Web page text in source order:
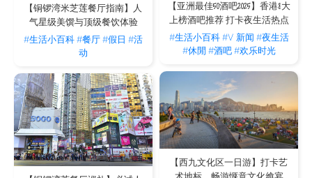
【亚洲最佳50酒吧2025】香港8大
上榜酒吧推荐 打卡夜生活热点
#生活小百科 #V 新闻 #夜生活
#休閒 #酒吧 #欢乐时光
【铜锣湾米芝莲餐厅指南】人
气星级美馔与顶级餐饮体验
#生活小百科#餐厅#假日 #活
动
【西九文化区一日游】打卡艺